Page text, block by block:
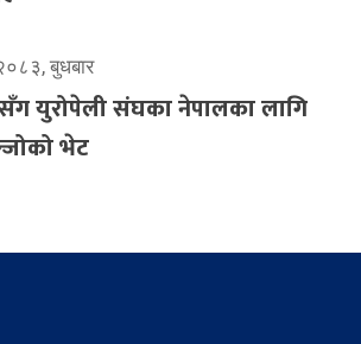
बुधबार
युरोपेली संघका नेपालका लागि
भेट